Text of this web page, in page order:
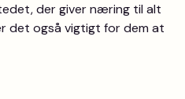
der giver næring til alt
det også vigtigt for dem at